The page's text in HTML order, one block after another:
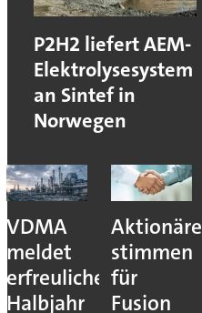
P2H2 liefert AEM-
Elektrolysesystem
an Sintef in
Norwegen
VDMA
meldet
erfreuliches
Halbjahr
Aktionäre
stimmen
für
Fusion